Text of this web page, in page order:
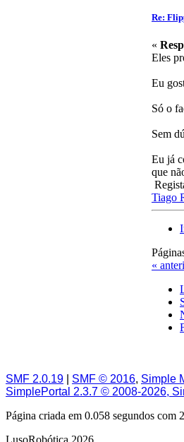
Re:
«
Eles
Eu
Só o
Sem
Eu já
que
Tiago
«
SMF 2.0.19 SMF © 2016, Simple
SimplePortal 2.3.7 © 2008-2026,
Página criada em 0.058 segundos com
LusoRobótica 2026